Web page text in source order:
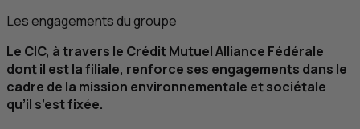
Les engagements du groupe
Le CIC, à travers le Crédit Mutuel Alliance Fédérale
dont il est la filiale, renforce ses engagements dans le
cadre de la mission environnementale et sociétale
qu’il s’est fixée.